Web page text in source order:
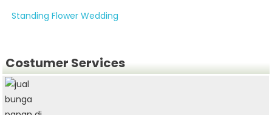
Standing Flower Wedding
Costumer Services